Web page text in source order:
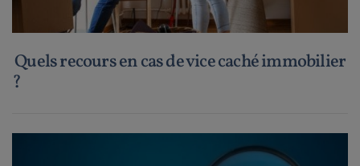
Quels recours en cas de vice caché immobilier
?